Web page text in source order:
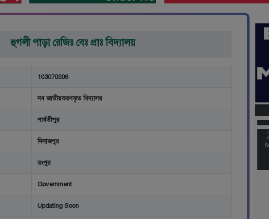
হুগলী পাড়া রেজিঃ বেঃ প্রাঃ বিদ্যালয়
103070306
নব জাতীয়করণকৃত বিদ্যালয়
পার্বতীপুর
দিনাজপুর
রংপুর
Government
Updating Soon